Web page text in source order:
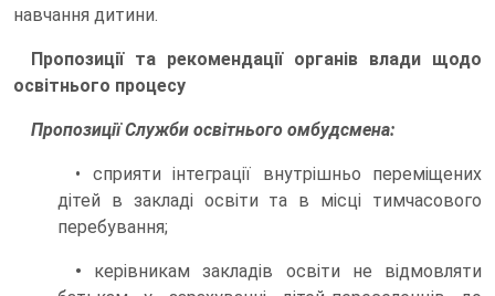
навчання дитини.
Пропозиції та рекомендації органів влади щодо
освітнього процесу
Пропозиції Служби освітнього омбудсмена:
• сприяти інтеграції внутрішньо переміщених
дітей в закладі освіти та в місці тимчасового
перебування;
• керівникам закладів освіти не відмовляти